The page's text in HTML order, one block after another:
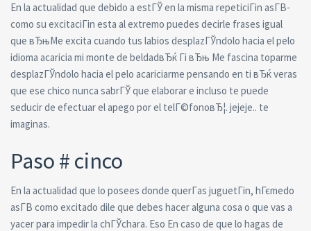
En la actualidad que debido a estГЎ en la misma repeticiГіn asГ­В­
como su excitaciГіn esta al extremo puedes decirle frases igual
que вЂњMe excita cuando tus labios desplazГЎndolo hacia el pelo
idioma acaricia mi monte de beldadвЂќ Гі вЂњ Me fascina toparme
desplazГЎndolo hacia el pelo acariciarme pensando en ti вЂќ veras
que ese chico nunca sabrГЎ que elaborar e incluso te puede
seducir de efectuar el apego por el telГ©fonoвЂ¦. jejeje.. te
imaginas.
Paso # cinco
En la actualidad que lo posees donde querГ­as juguetГіn, hГєmedo
asГ­В­ como excitado dile que debes hacer alguna cosa o que vas a
yacer para impedir la chГЎchara. Eso En caso de que lo hagas de